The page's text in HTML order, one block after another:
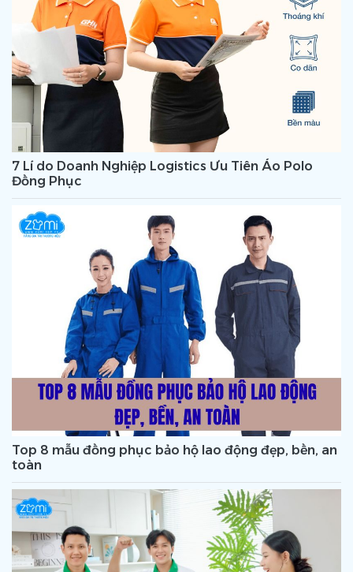
7 Lí do Doanh Nghiệp Logistics Ưu Tiên Áo Polo
Đồng Phục
Top 8 mẫu đồng phục bảo hộ lao động đẹp, bền, an
toàn